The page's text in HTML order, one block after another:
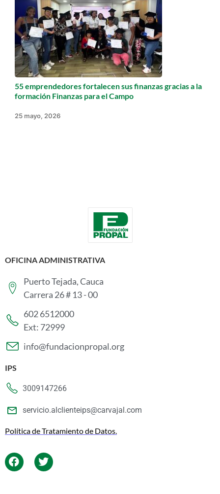
55 emprendedores fortalecen sus finanzas gracias a la
formación Finanzas para el Campo
25 mayo, 2026
OFICINA ADMINISTRATIVA
Puerto Tejada, Cauca
Carrera 26 # 13 - 00
602 6512000
Ext: 72999
info@fundacionpropal.org
IPS
3009147266
servicio.alclienteips@carvajal.com
Política de Tratamiento de Datos.